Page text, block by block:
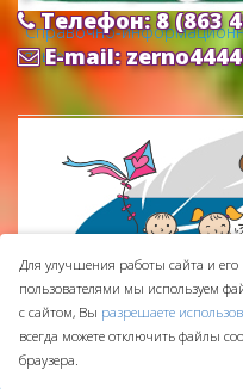
Cправочно-
язык»
Телефон: 8 (863
E-mail:
МБДОУ ДС
Сделано с ❤
Для улучшения работы сайта и его
пользователями мы используем
с сайтом, Вы разрешаете
всегда можете отключить файлы
браузера.